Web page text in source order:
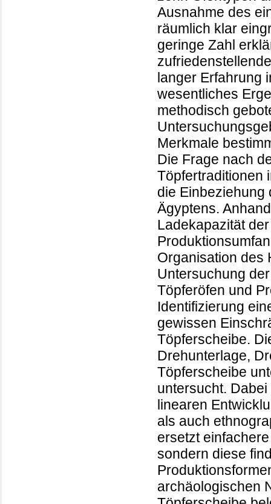
Ausnahme des
räumlich klar
geringe Zahl
langer Erfahrung
wesentliches
methodisch
Merkmale
Die Frage nach
Töpfertraditionen
die Einbeziehung
Ägyptens.
Ladekapazität
Organisation des
Untersuchung
Töpferöfen und
Identifizierung
gewissen
Töpferscheibe.
Drehunterlage,
Töpferscheibe
untersucht.
linearen
als auch
ersetzt
sondern diese
archäologischen